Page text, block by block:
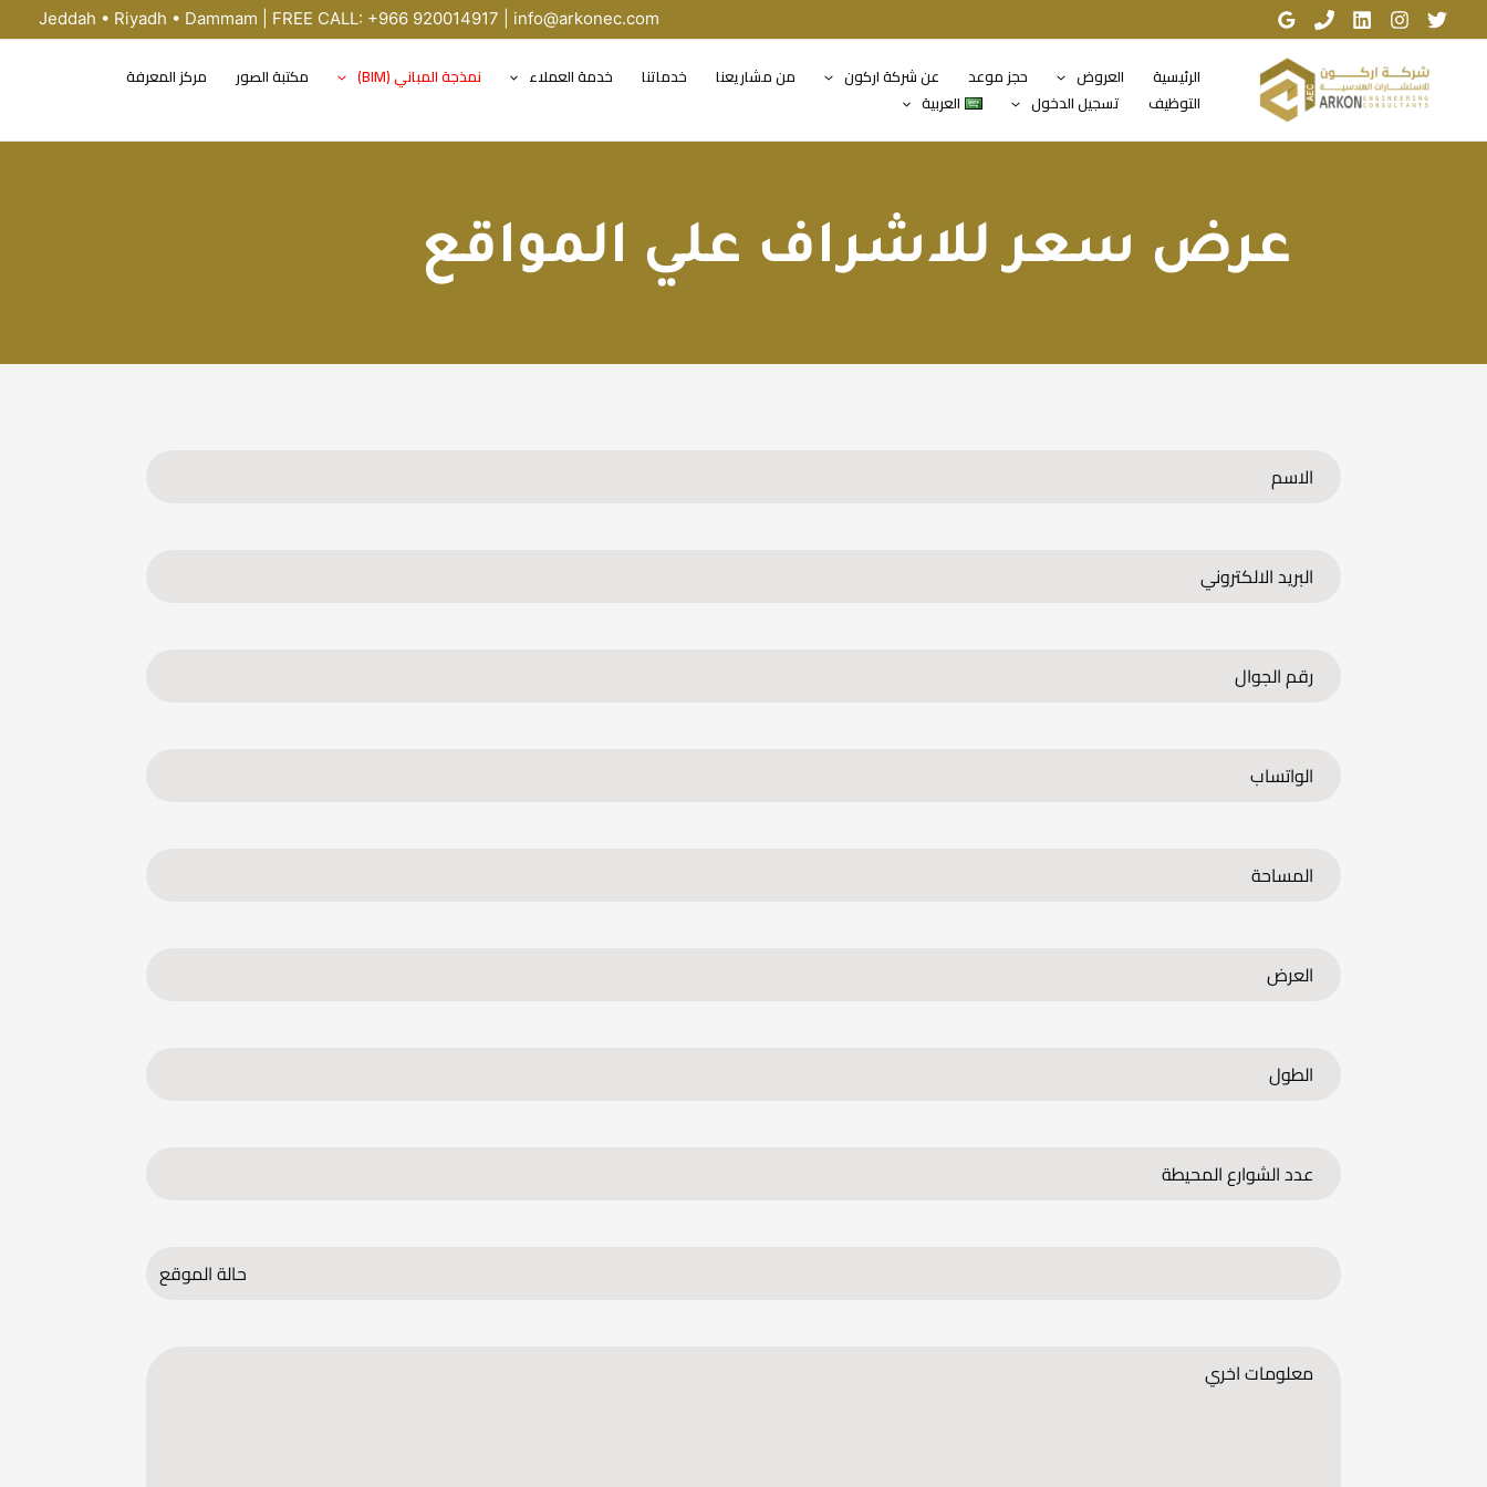
تخطي
إلى
Jeddah • Riyadh • Dammam | FREE CALL: +966 920014917 | info@arkonec.com
الرئيسية العروض حجز موعد عن شركة اركون من مشاريعنا خدماتنا خدمة العملاء نمذجة المباني (BIM) مكتبة الصور
مركز المعرفة
التوظيف
تسجيل الدخول العربية
عرض سعر للاشراف علي المواقع